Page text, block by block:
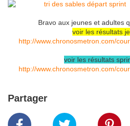
Bravo aux jeunes et adultes
voir les résultats
http://www.chronosmetron.com/
voir les résultats
http://www.chronosmetron.com/
Partager